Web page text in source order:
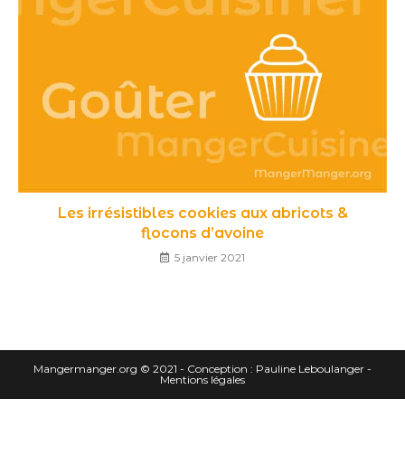
Les irrésistibles cookies aux abricots &
flocons d’avoine
5 janvier 2021
Mangermanger.org © 2021 - Conception : Pauline Leboulanger -
Mentions légales